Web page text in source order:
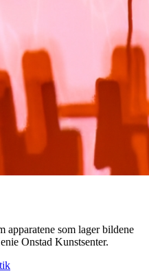
apparatene som lager bildene
Onstad Kunstsenter.